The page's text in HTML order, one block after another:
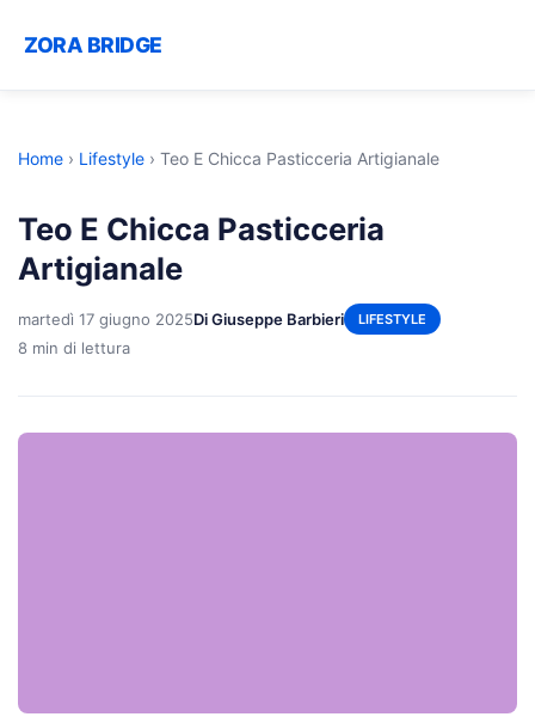
ZORA BRIDGE
Home › Lifestyle › Teo E Chicca Pasticceria Artigianale
Teo E Chicca Pasticceria
Artigianale
martedì 17 giugno 2025Di Giuseppe Barbieri LIFESTYLE
8 min di lettura